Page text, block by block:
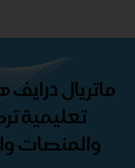
ماتريال
تعليمية
والمنصات